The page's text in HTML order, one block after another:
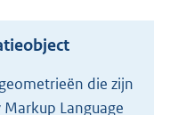
o
t
t
die zijn
Language